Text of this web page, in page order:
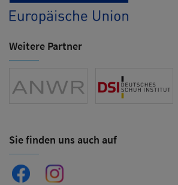
Weitere Partner
Sie finden uns auch auf